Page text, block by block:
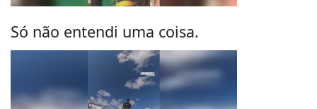
Só não entendi uma coisa.